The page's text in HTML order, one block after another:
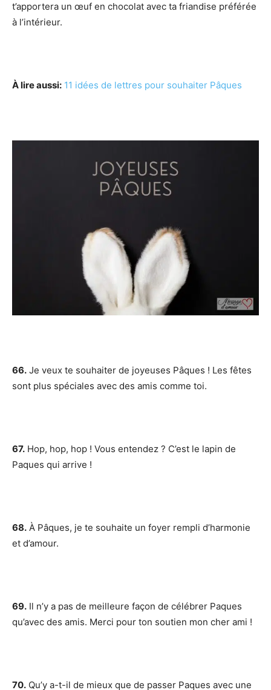
t’apportera un œuf en chocolat avec ta friandise préférée
à l’intérieur.
À lire aussi: 11 idées de lettres pour souhaiter Pâques
66. Je veux te souhaiter de joyeuses Pâques ! Les fêtes
sont plus spéciales avec des amis comme toi.
67. Hop, hop, hop ! Vous entendez ? C’est le lapin de
Paques qui arrive !
68. À Pâques, je te souhaite un foyer rempli d’harmonie
et d’amour.
69. Il n’y a pas de meilleure façon de célébrer Paques
qu’avec des amis. Merci pour ton soutien mon cher ami !
70. Qu’y a-t-il de mieux que de passer Paques avec une